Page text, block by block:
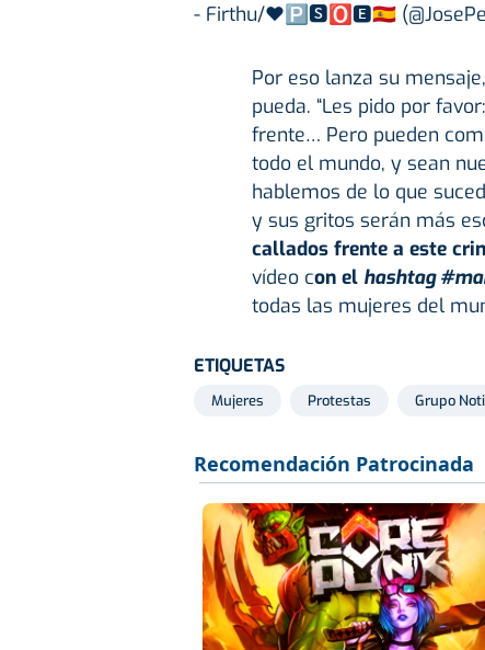
- Firthu/❤🅿🆂🅾🅴🇪🇸
Por eso lanza su
pueda. “Les pido por
frente… Pero pueden
todo el mundo, y sean
hablemos de lo que
y sus gritos serán más
callados frente a este
vídeo con el hashtag
todas las mujeres del
ETIQUETAS
Mujeres Protestas Grupo